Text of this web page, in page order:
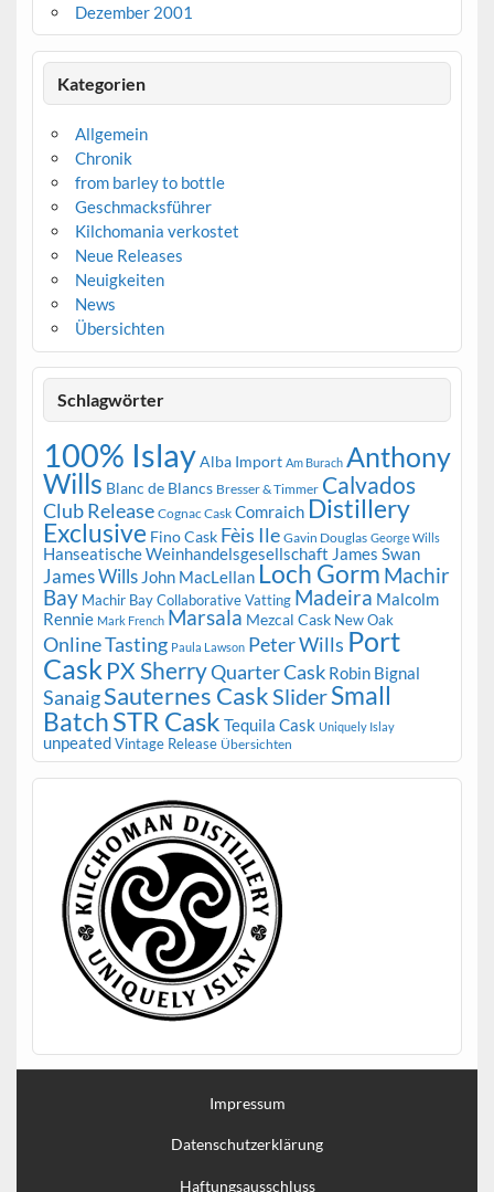
Dezember 2001
Kategorien
Allgemein
Chronik
from barley to bottle
Geschmacksführer
Kilchomania verkostet
Neue Releases
Neuigkeiten
News
Übersichten
Schlagwörter
100% IslayAlba Import Am Burach Anthony
Wills Blanc de Blancs Bresser & Timmer Calvados
Club Release Cognac Cask Comraich Distillery
Exclusive Fino Cask Fèis Ile Gavin Douglas George Wills
Hanseatische Weinhandelsgesellschaft James Swan
James Wills John MacLellan Loch Gorm Machir
Bay Machir Bay Collaborative Vatting Madeira Malcolm
Rennie Mark French Marsala Mezcal Cask New Oak
Online Tasting Paula Lawson Peter Wills Port
Cask PX SherryQuarter Cask Robin Bignal
SanaigSauternes Cask SliderSmall
BatchSTR Cask Tequila Cask Uniquely Islay
unpeatedVintage Release Übersichten
Impressum
Datenschutzerklärung
Haftungsausschluss